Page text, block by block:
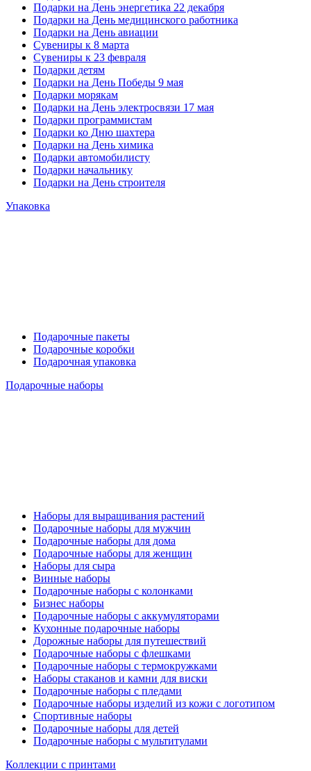
Подарки на День энергетика 22 декабря
Подарки на День медицинского работника
Подарки на День авиации
Сувениры к 8 марта
Сувениры к 23 февраля
Подарки детям
Подарки на День Победы 9 мая
Подарки морякам
Подарки на День электросвязи 17 мая
Подарки программистам
Подарки ко Дню шахтера
Подарки на День химика
Подарки автомобилисту
Подарки начальнику
Подарки на День строителя
Упаковка
Подарочные пакеты
Подарочные коробки
Подарочная упаковка
Подарочные наборы
Наборы для выращивания растений
Подарочные наборы для мужчин
Подарочные наборы для дома
Подарочные наборы для женщин
Наборы для сыра
Винные наборы
Подарочные наборы с колонками
Бизнес наборы
Подарочные наборы с аккумуляторами
Кухонные подарочные наборы
Дорожные наборы для путешествий
Подарочные наборы с флешками
Подарочные наборы с термокружками
Наборы стаканов и камни для виски
Подарочные наборы с пледами
Подарочные наборы изделий из кожи с логотипом
Спортивные наборы
Подарочные наборы для детей
Подарочные наборы с мультитулами
Коллекции с принтами